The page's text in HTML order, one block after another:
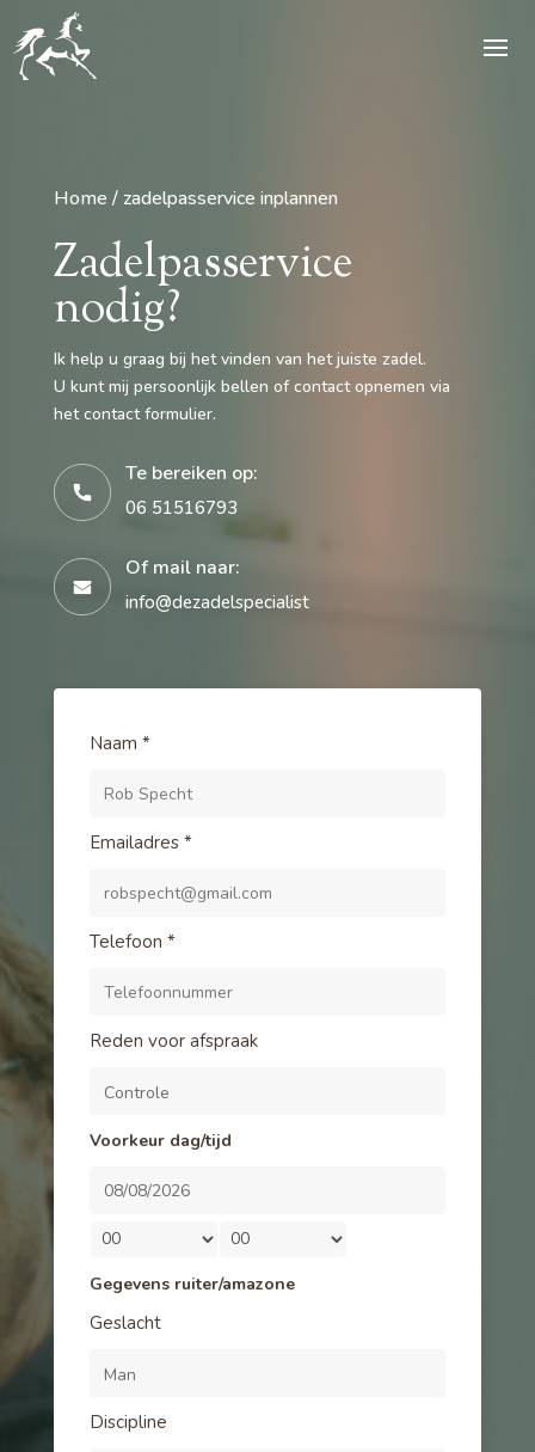
Home / zadelpasservice inplannen
Zadelpasservice
nodig?
Ik help u graag bij het vinden van het juiste zadel.
U kunt mij persoonlijk bellen of contact opnemen via
het contact formulier.
Te bereiken op:
06 51516793
Of mail naar:
info@dezadelspecialist
Naam *
Emailadres *
Telefoon *
Reden voor afspraak
Voorkeur dag/tijd
Gegevens ruiter/amazone
Geslacht
Discipline